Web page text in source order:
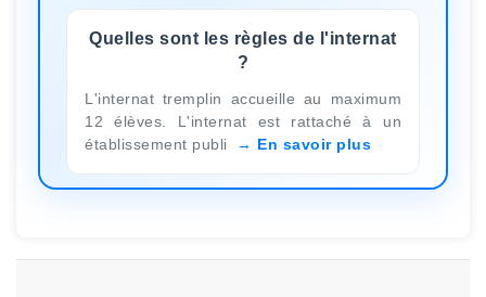
Quelles sont les règles de l'internat
?
L'internat tremplin accueille au maximum
12 élèves. L'internat est rattaché à un
établissement publi
En savoir plus